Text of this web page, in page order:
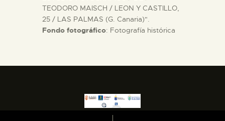
TEODORO MAISCH / LEON Y CASTILLO,
25 / LAS PALMAS (G. Canaria)".
Fondo fotográfico: Fotografía histórica